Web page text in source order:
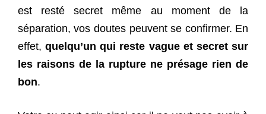
est resté secret même au moment de la
séparation, vos doutes peuvent se confirmer. En
effet, quelqu’un qui reste vague et secret sur
les raisons de la rupture ne présage rien de
bon.